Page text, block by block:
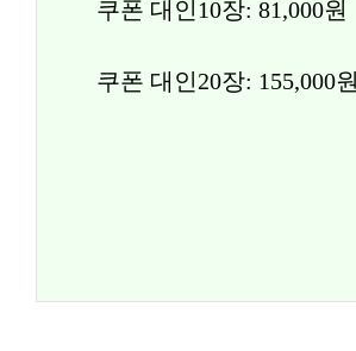
쿠폰 대인10장: 81,000원
쿠폰 대인20장: 155,000원